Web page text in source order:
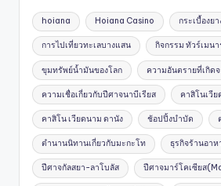
hoiana Hoiana Casino กระเบื้องย
การไปเที่ยวทะเลบางแสน กิจกรรม ทัวร์เมน
ขุมทรัพย์น้ำมันของโลก ความอันตรายที่เกิดจ
ความเชื่อเกี่ยวกับปีศาจนาบีเรียส คาสิโนเวีย
คาสิโน เวียดนาม ดานัง ช้อปปิ้งบำบัด
ตำนานนิทานเกี่ยวกับมะกะโท ธุรกิจร้านอาห
ปีศาจกัลสยา-ลาโบลัส ปีศาจมาร์โคเซียส